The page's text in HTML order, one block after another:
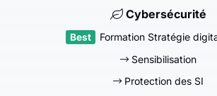
Cybersécurité
Formation Stratégie
Sensibilisation
Protection des SI